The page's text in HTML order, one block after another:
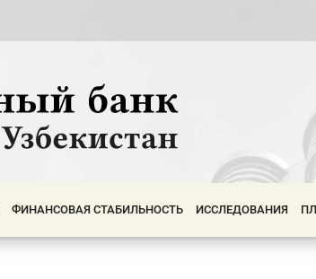
ФИНАНСОВАЯ СТАБИЛЬНОСТЬ ИССЛЕДОВАНИЯ